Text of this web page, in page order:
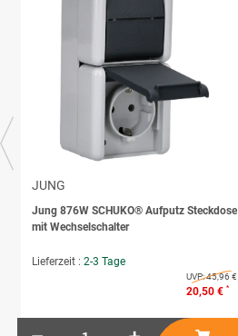
JUNG
Jung 876W SCHUKO® Aufputz Steckdose
mit Wechselschalter
Lieferzeit : 2-3 Tage
UVP:45,96 €
20,50 € *